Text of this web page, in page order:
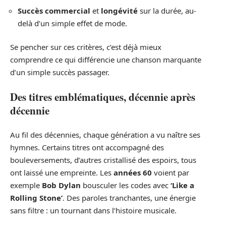
Succès commercial et longévité sur la durée, au-
delà d’un simple effet de mode.
Se pencher sur ces critères, c’est déjà mieux
comprendre ce qui différencie une chanson marquante
d’un simple succès passager.
Des titres emblématiques, décennie après
décennie
Au fil des décennies, chaque génération a vu naître ses
hymnes. Certains titres ont accompagné des
bouleversements, d’autres cristallisé des espoirs, tous
ont laissé une empreinte. Les années 60 voient par
exemple Bob Dylan bousculer les codes avec ‘Like a
Rolling Stone’. Des paroles tranchantes, une énergie
sans filtre : un tournant dans l’histoire musicale.